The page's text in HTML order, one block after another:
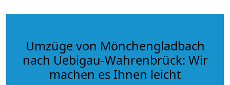
Umzüge von Mönchengladbach
nach Uebigau-Wahrenbrück: Wir
machen es Ihnen leicht